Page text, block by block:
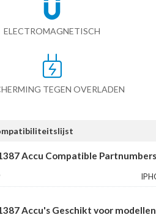
ELECTROMAGNETISCH
TEGEN OVERLADEN
Accu Compatible
Accu's Geschikt voor